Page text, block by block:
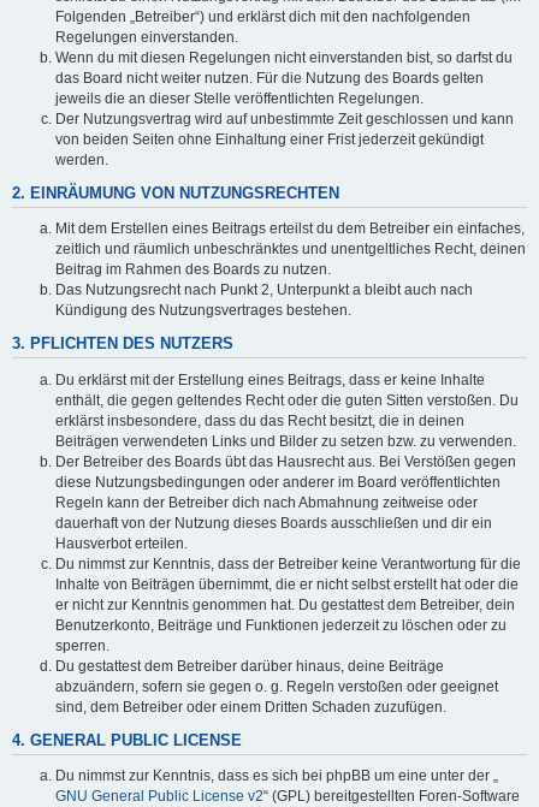
Folgenden „Betreiber“) und erklärst dich mit den nachfolgenden
Regelungen einverstanden.
Wenn du mit diesen Regelungen nicht einverstanden bist, so darfst du
das Board nicht weiter nutzen. Für die Nutzung des Boards gelten
jeweils die an dieser Stelle veröffentlichten Regelungen.
Der Nutzungsvertrag wird auf unbestimmte Zeit geschlossen und kann
von beiden Seiten ohne Einhaltung einer Frist jederzeit gekündigt
werden.
2. EINRÄUMUNG VON NUTZUNGSRECHTEN
Mit dem Erstellen eines Beitrags erteilst du dem Betreiber ein einfaches,
zeitlich und räumlich unbeschränktes und unentgeltliches Recht, deinen
Beitrag im Rahmen des Boards zu nutzen.
Das Nutzungsrecht nach Punkt 2, Unterpunkt a bleibt auch nach
Kündigung des Nutzungsvertrages bestehen.
3. PFLICHTEN DES NUTZERS
Du erklärst mit der Erstellung eines Beitrags, dass er keine Inhalte
enthält, die gegen geltendes Recht oder die guten Sitten verstoßen. Du
erklärst insbesondere, dass du das Recht besitzt, die in deinen
Beiträgen verwendeten Links und Bilder zu setzen bzw. zu verwenden.
Der Betreiber des Boards übt das Hausrecht aus. Bei Verstößen gegen
diese Nutzungsbedingungen oder anderer im Board veröffentlichten
Regeln kann der Betreiber dich nach Abmahnung zeitweise oder
dauerhaft von der Nutzung dieses Boards ausschließen und dir ein
Hausverbot erteilen.
Du nimmst zur Kenntnis, dass der Betreiber keine Verantwortung für die
Inhalte von Beiträgen übernimmt, die er nicht selbst erstellt hat oder die
er nicht zur Kenntnis genommen hat. Du gestattest dem Betreiber, dein
Benutzerkonto, Beiträge und Funktionen jederzeit zu löschen oder zu
sperren.
Du gestattest dem Betreiber darüber hinaus, deine Beiträge
abzuändern, sofern sie gegen o. g. Regeln verstoßen oder geeignet
sind, dem Betreiber oder einem Dritten Schaden zuzufügen.
4. GENERAL PUBLIC LICENSE
Du nimmst zur Kenntnis, dass es sich bei phpBB um eine unter der „
GNU General Public License v2“ (GPL) bereitgestellten Foren-Software